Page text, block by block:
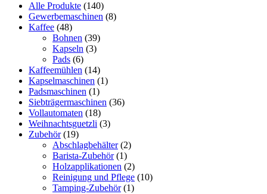
Alle Produkte (140)
Gewerbemaschinen (8)
Kaffee (48)
Bohnen (39)
Kapseln (3)
Pads (6)
Kaffeemühlen (14)
Kapselmaschinen (1)
Padsmaschinen (1)
Siebträgermaschinen (36)
Vollautomaten (18)
Weihnachtsguetzli (3)
Zubehör(19)
Abschlagbehälter(2)
Barista-Zubehör(1)
Holzapplikationen (2)
Reinigung und Pflege (10)
Tamping-Zubehör(1)